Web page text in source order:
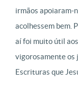
irmãos apoiaram-
acolhessem bem.
aí foi muito útil
vigorosamente os
Escrituras que